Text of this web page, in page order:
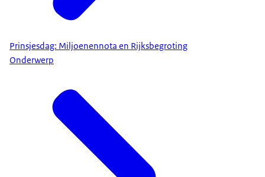
Prinsjesdag: Miljoenennota en Rijksbegroting
Onderwerp